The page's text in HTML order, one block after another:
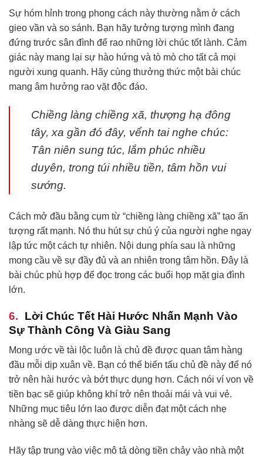
Sự hóm hỉnh trong phong cách này thường nằm ở cách
gieo vần và so sánh. Bạn hãy tưởng tượng mình đang
đứng trước sân đình để rao những lời chúc tốt lành. Cảm
giác này mang lại sự hào hứng và tò mò cho tất cả mọi
người xung quanh. Hãy cùng thưởng thức một bài chúc
mang âm hưởng rao vặt độc đáo.
Chiềng làng chiềng xã, thượng hạ đông
tây, xa gần đó đây, vểnh tai nghe chúc:
Tân niên sung túc, lắm phúc nhiều
duyên, trong túi nhiều tiền, tâm hồn vui
sướng.
Cách mở đầu bằng cụm từ “chiềng làng chiềng xã” tạo ấn
tượng rất mạnh. Nó thu hút sự chú ý của người nghe ngay
lập tức một cách tự nhiên. Nội dung phía sau là những
mong cầu về sự đầy đủ và an nhiên trong tâm hồn. Đây là
bài chúc phù hợp để đọc trong các buổi họp mặt gia đình
lớn.
Lời Chúc Tết Hài Hước Nhấn Mạnh Vào
Sự Thành Công Và Giàu Sang
Mong ước về tài lộc luôn là chủ đề được quan tâm hàng
đầu mỗi dịp xuân về. Bạn có thể biến tấu chủ đề này để nó
trở nên hài hước và bớt thực dụng hơn. Cách nói ví von về
tiền bạc sẽ giúp không khí trở nên thoải mái và vui vẻ.
Những mục tiêu lớn lao được diễn đạt một cách nhẹ
nhàng sẽ dễ dàng thực hiện hơn.
Hãy tập trung vào việc mô tả dòng tiền chảy vào nhà một